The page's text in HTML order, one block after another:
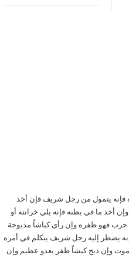
فإنه يتمول من رجل شريف فإن أخذ
أخذ ما في بطنه فإنه يلي خزانته أو
حرب فهو ظفره وإن رأى كباشاً مذبوحة
يضطر إليه رجل شريف يتكلم في أمره
وإن ذبح كبشاً ظفر بعدو عظيم وإن